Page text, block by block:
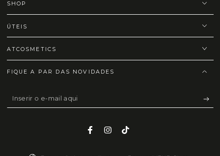
SHOP
ÚTEIS
ATCOSMETICS
FIQUE A PAR DAS NOVIDADES
Inserir
o
Facebook
Instagram
TikTok